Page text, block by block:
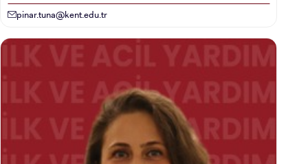
pinar.tuna@kent.edu.tr